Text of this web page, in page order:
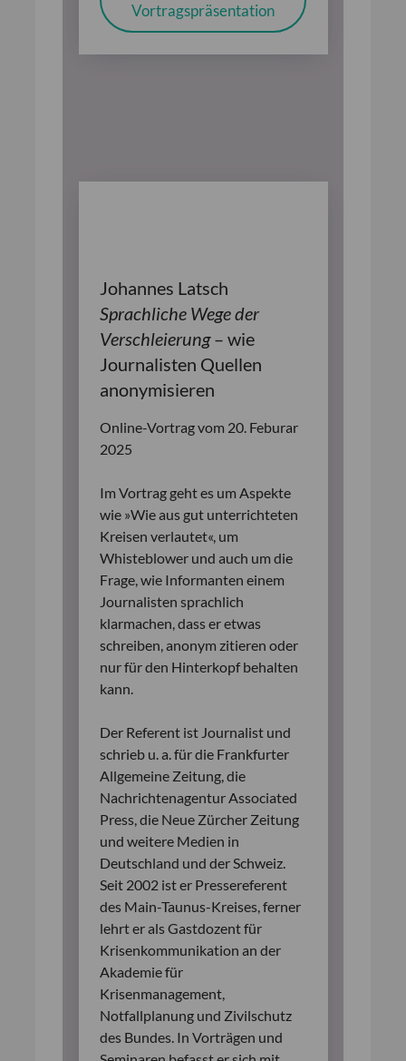
Vortragspräsentation
Johannes Latsch
Sprachliche Wege der
Verschleierung– wie
Journalisten Quellen
anonymisieren
Online-Vortrag vom 20. Feburar
2025
Im Vortrag geht es um Aspekte
wie »Wie aus gut unterrichteten
Kreisen verlautet«, um
Whisteblower und auch um die
Frage, wie Informanten einem
Journalisten sprachlich
klarmachen, dass er etwas
schreiben, anonym zitieren oder
nur für den Hinterkopf behalten
kann.
Der Referent ist Journalist und
schrieb u. a. für die Frankfurter
Allgemeine Zeitung, die
Nachrichtenagentur Associated
Press, die Neue Zürcher Zeitung
und weitere Medien in
Deutschland und der Schweiz.
Seit 2002 ist er Pressereferent
des Main-Taunus-Kreises, ferner
lehrt er als Gastdozent für
Krisenkommunikation an der
Akademie für
Krisenmanagement,
Notfallplanung und Zivilschutz
des Bundes. In Vorträgen und